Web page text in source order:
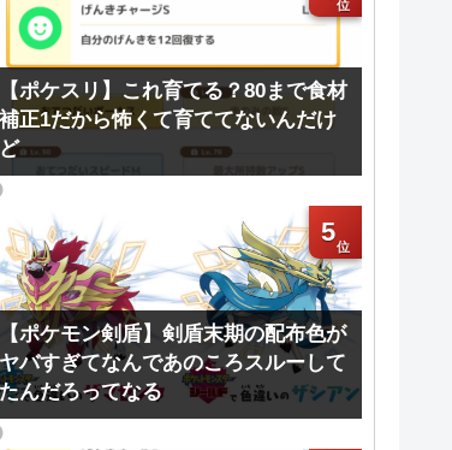
【ポケスリ】これ育てる？80まで食材
補正1だから怖くて育ててないんだけ
ど
5
【ポケモン剣盾】剣盾末期の配布色が
ヤバすぎてなんであのころスルーして
たんだろってなる